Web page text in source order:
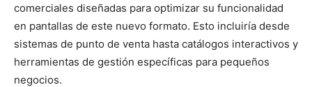
comerciales diseñadas para optimizar su funcionalidad
en pantallas de este nuevo formato. Esto incluiría desde
sistemas de punto de venta hasta catálogos interactivos y
herramientas de gestión específicas para pequeños
negocios.